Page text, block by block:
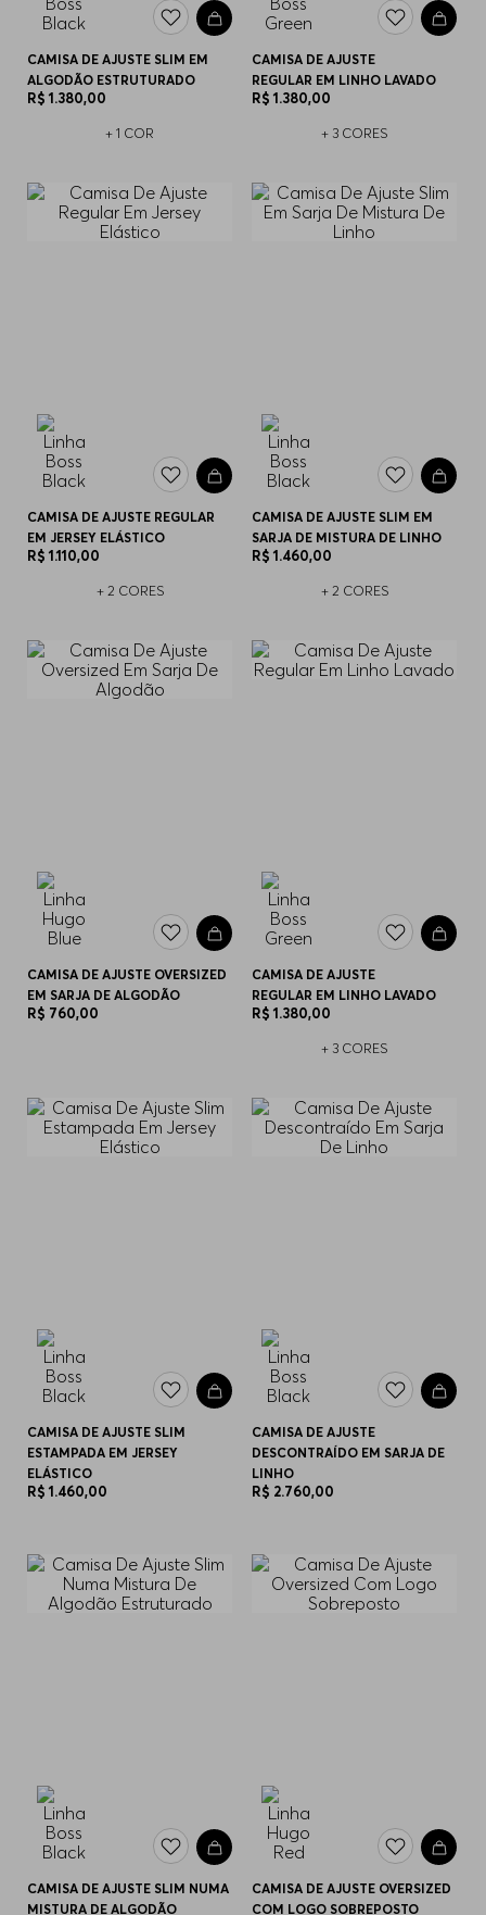
CAMISA DE AJUSTE SLIM EM
ALGODÃO ESTRUTURADO
R$ 1.380,00
+ 1 COR
CAMISA DE AJUSTE
REGULAR EM LINHO LAVADO
R$ 1.380,00
+ 3 CORES
CAMISA DE AJUSTE REGULAR
EM JERSEY ELÁSTICO
R$ 1.110,00
+ 2 CORES
CAMISA DE AJUSTE SLIM EM
SARJA DE MISTURA DE LINHO
R$ 1.460,00
+ 2 CORES
CAMISA DE AJUSTE OVERSIZED
EM SARJA DE ALGODÃO
R$ 760,00
CAMISA DE AJUSTE
REGULAR EM LINHO LAVADO
R$ 1.380,00
+ 3 CORES
CAMISA DE AJUSTE SLIM
ESTAMPADA EM JERSEY
ELÁSTICO
R$ 1.460,00
CAMISA DE AJUSTE
DESCONTRAÍDO EM SARJA DE
LINHO
R$ 2.760,00
CAMISA DE AJUSTE SLIM NUMA
MISTURA DE ALGODÃO
CAMISA DE AJUSTE OVERSIZED
COM LOGO SOBREPOSTO